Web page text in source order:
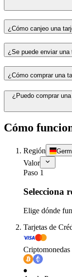
¿Cómo canjeo una
¿Se puede enviar una
¿Cómo comprar una
¿Puedo comprar
Cómo
Región
Valor
Paso 1
Selecciona
Elige dónde
Tarjetas de
Criptomonedas